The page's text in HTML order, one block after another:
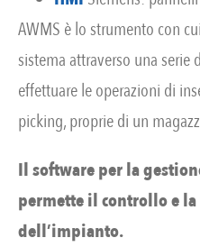
AWMS è lo strumento con
sistema attraverso una serie
effettuare le operazioni di
picking, proprie di un
Il software per la
permette il controllo e
dell’impianto.